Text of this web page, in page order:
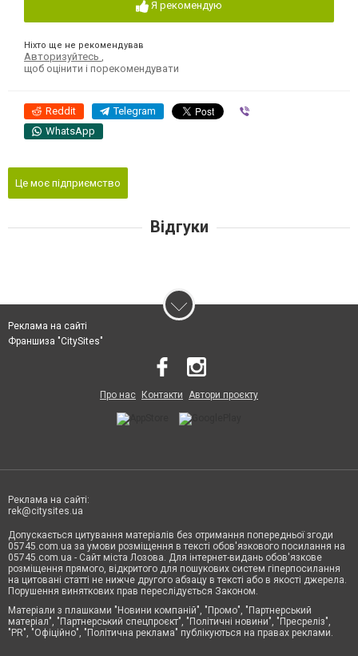
Я рекомендую
Ніхто ще не рекомендував
Авторизуйтесь
щоб оцінити і порекомендувати
Reddit Telegram
WhatsApp
Це моє підприємство
Відгуки
Реклама на сайті
Франшиза "CitySites"
Про нас Контакти Автори проєкту
Реклама на сайті:
rek@citysites.ua
Допускається цитування матеріалів без отримання попередньої згоди
05745.com.ua за умови розміщення в тексті обов'язкового посилання на
05745.com.ua - Сайт міста Лозова. Для інтернет-видань обов'язкове
розміщення прямого, відкритого для пошукових систем гіперпосилання
на цитовані статті не нижче другого абзацу в тексті або в якості джерела.
Порушення виняткових прав переслідується Законом.
Матеріали з плашками "Новини компаній", "Промо", "Партнерський
матеріал", "Партнерський спецпроєкт", "Політичні новини", "Пресреліз",
"PR", "Офіційно", "Політична реклама" публікуються на правах реклами.